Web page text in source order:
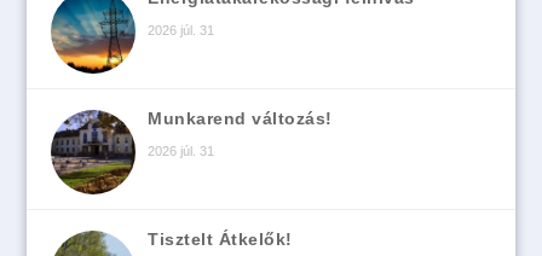
2026 júl. 31
Munkarend változás!
2026 júl. 31
Tisztelt Átkelők!